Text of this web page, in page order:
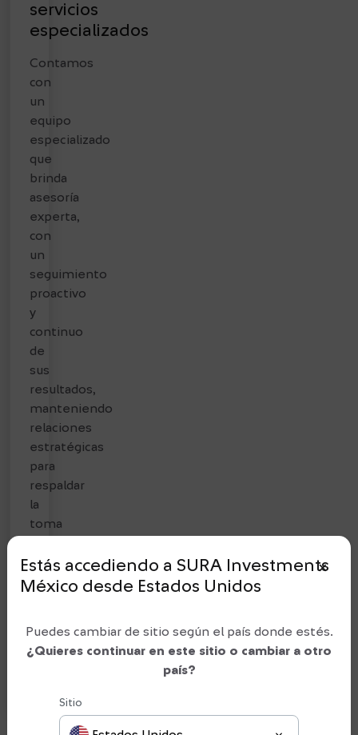
servicios
especializados
Contamos
con
un
equipo
especializado
que
brinda
asesoría
experta,
con
un
seguimiento
proactivo
y
continuo
de
sus
resultados,
manteniendo
relaciones
estratégicas
para
respaldar
la
toma
decisiones
y
de
sus
Estás accediendo a SURA Investments
México desde Estados Unidos
Puedes cambiar de sitio según el país donde estés.
¿Quieres continuar en este sitio o cambiar a otro
país?
close_small
Sitio